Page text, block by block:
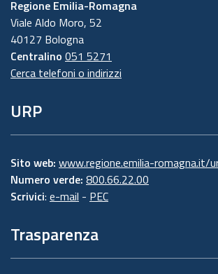
Regione Emilia-Romagna
Viale Aldo Moro, 52
40127 Bologna
Centralino 051 5271
Cerca telefoni o indirizzi
URP
Sito web: www.regione.emilia-romagna.it/
Numero verde: 800.66.22.00
Scrivici: e-mail - PEC
Trasparenza